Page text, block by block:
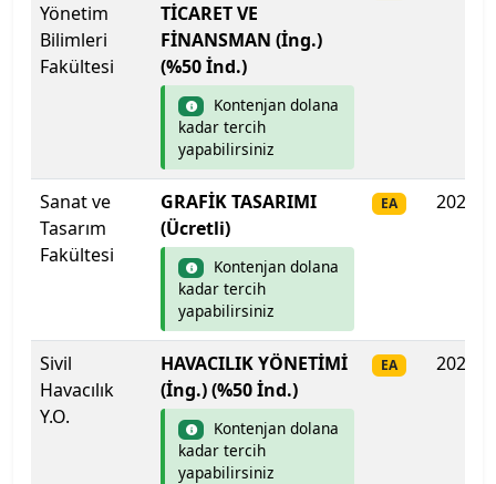
Haliç Üniversitesi
Harran Üniversitesi
Hasan Kalyoncu Üniversitesi
Hatay Mustafa Kemal Üniversitesi
Hitit Üniversitesi
Hoca Ahmet Yesevi Uluslararası Türk-Kazak
Üniversitesi
Iğdır Üniversitesi
Isparta Uygulamalı Bilimler Üniversitesi
Yönetim
Bilimleri
Fakültesi
TİCARET VE
FİNANSMAN (İng.)
(%50 İnd.)
Kontenjan dolana
kadar tercih
yapabilirsiniz
Sanat ve
Tasarım
Fakültesi
GRAFİK TASARIMI
(Ücretli)
Kontenjan dolana
kadar tercih
yapabilirsiniz
EA 2025
Sivil
Havacılık
Y.O.
HAVACILIK YÖNETİMİ
(İng.) (%50 İnd.)
Kontenjan dolana
kadar tercih
yapabilirsiniz
EA 2025